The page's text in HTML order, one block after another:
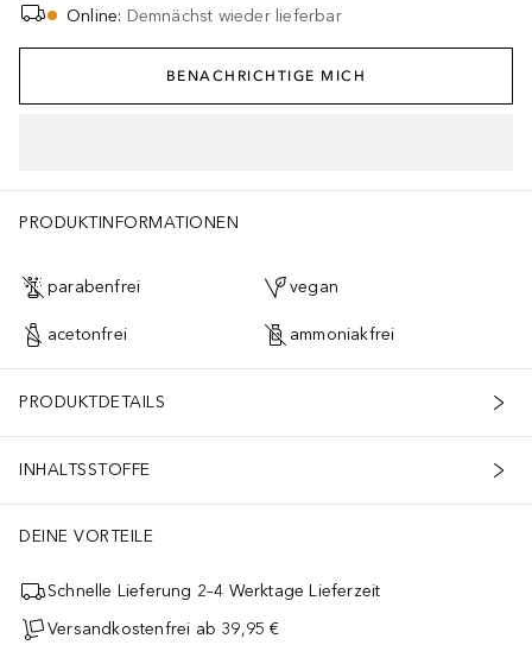
Online: Demnächst wieder lieferbar
BENACHRICHTIGE MICH
PRODUKTINFORMATIONEN
parabenfrei vegan
acetonfrei ammoniakfrei
PRODUKTDETAILS
INHALTSSTOFFE
DEINE VORTEILE
Schnelle Lieferung 2–4 Werktage Lieferzeit
Versandkostenfrei ab 39,95 €